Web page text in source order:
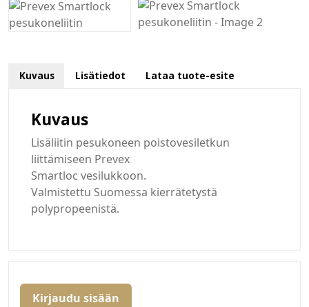
Kuvaus Lisätiedot Lataa tuote-esite
Kuvaus
Lisäliitin pesukoneen poistovesiletkun
liittämiseen Prevex
Smartloc vesilukkoon.
Valmistettu Suomessa kierrätetystä
polypropeenistä.
Kirjaudu sisään